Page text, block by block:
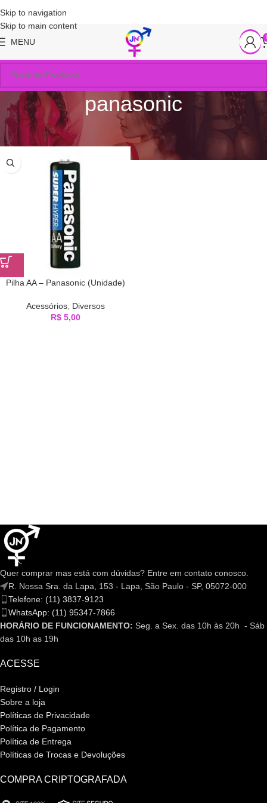
Skip to navigation
Skip to main content
MENU
panasonic
Início Produtos marcados com a tag “panasonic”
Pilha AA – Panasonic (Unidade)
Acessórios, Diversos
R$5,00
Quer comprar mas está com dúvidas? Entre em contato conosco.
R. Nossa Sra. da Lapa, 153 - Lapa, São Paulo - SP, 05072-000
Telefone: (11) 3837-9123
WhatsApp: (11) 95347-7866
HORÁRIO DE FUNCIONAMENTO: Seg. a Sex. das 10h às 20h - Sáb
das 10h as 19h
ACESSE
Registro / Login
Sobre a loja
Políticas de Privacidade
Política de Pagamento
Política de Entrega
Políticas de Trocas e Devoluções
COMPRA CRIPTOGRAFADA